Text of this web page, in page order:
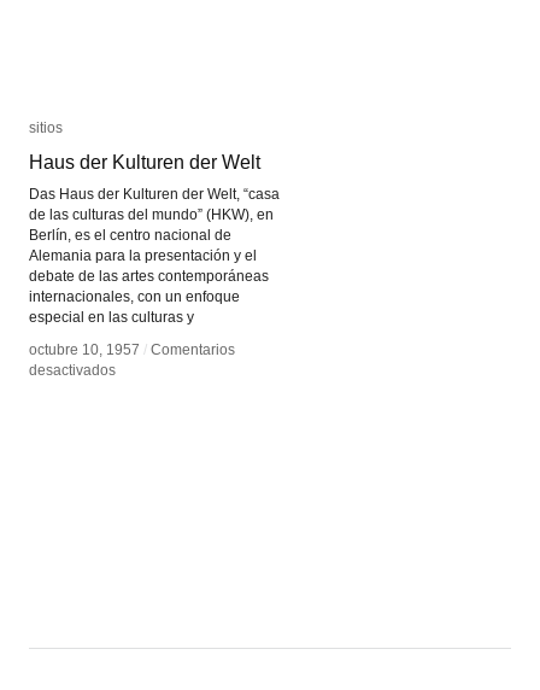
sitios
Haus der Kulturen der Welt
Das Haus der Kulturen der Welt, “casa
de las culturas del mundo” (HKW), en
Berlín, es el centro nacional de
Alemania para la presentación y el
debate de las artes contemporáneas
internacionales, con un enfoque
especial en las culturas y
octubre 10, 1957 / Comentarios
desactivadosen
sitios
Haus der Kulturen der Welt
octubre 10, 1957 / Comentarios
desactivadosen